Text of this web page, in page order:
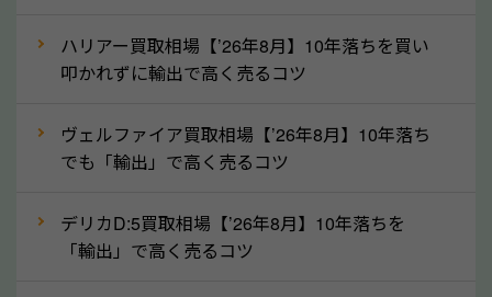
定を行い高価買取価格をつけやすくなります。
ってきます！
月割りで返還されるものです。ですから、自動車税の
還付金は早めに売却するほど多く還付されます。不要
ハリアー買取相場【’26年8月】10年落ちを買い
叩かれずに輸出で高く売るコツ
ヴェルファイア買取相場【’26年8月】10年落ち
でも「輸出」で高く売るコツ
デリカD:5買取相場【’26年8月】10年落ちを
「輸出」で高く売るコツ